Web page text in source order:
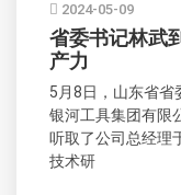
2024-05-09
省委书记林武
产力
5月8日，山东省省
银河工具集团有限
听取了公司总经理
技术研